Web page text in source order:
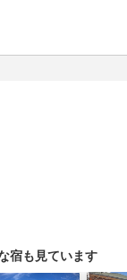
宿も見ています